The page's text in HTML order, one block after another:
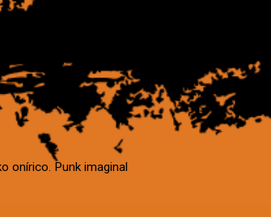
onírico. Punk imaginal